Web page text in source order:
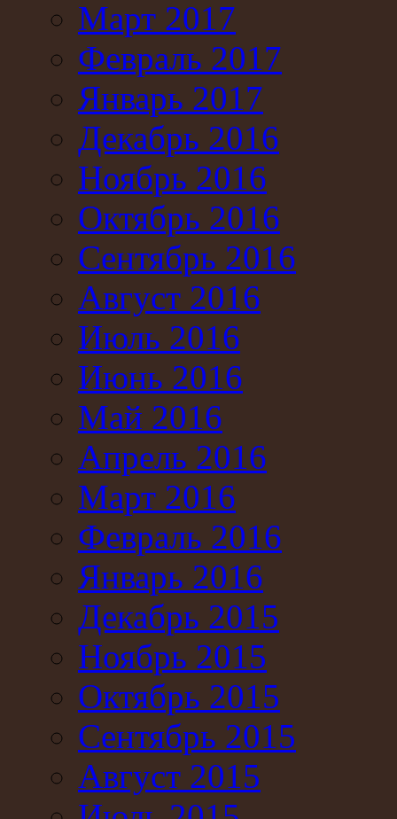
Март 2017
Февраль 2017
Январь 2017
Декабрь 2016
Ноябрь 2016
Октябрь 2016
Сентябрь 2016
Август 2016
Июль 2016
Июнь 2016
Май 2016
Апрель 2016
Март 2016
Февраль 2016
Январь 2016
Декабрь 2015
Ноябрь 2015
Октябрь 2015
Сентябрь 2015
Август 2015